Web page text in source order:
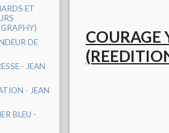
ET
DE
- JEAN
- JEAN
BLEU -
COURAGE